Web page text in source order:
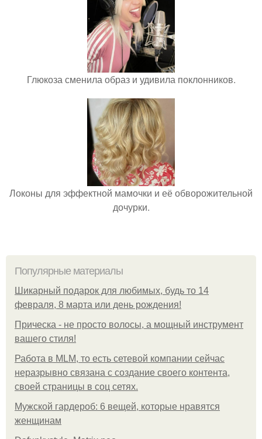
Глюкоза сменила образ и удивила поклонников.
Локоны для эффектной мамочки и её обворожительной
дочурки.
Популярные материалы
Шикарный подарок для любимых, будь то 14
февраля, 8 марта или день рождения!
Прическа - не просто волосы, а мощный инструмент
вашего стиля!
Работа в MLM, то есть сетевой компании сейчас
неразрывно связана с создание своего контента,
своей страницы в соц сетях.
Мужской гардероб: 6 вещей, которые нравятся
женщинам